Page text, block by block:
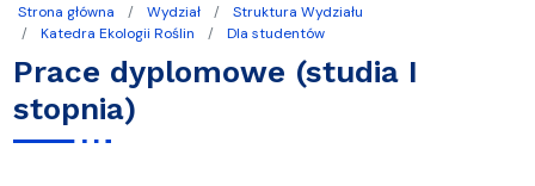
Strona główna Wydział
Struktura Wydziału
Katedra Ekologii Roślin
Dla studentów
Prace dyplomowe (studia I
stopnia)